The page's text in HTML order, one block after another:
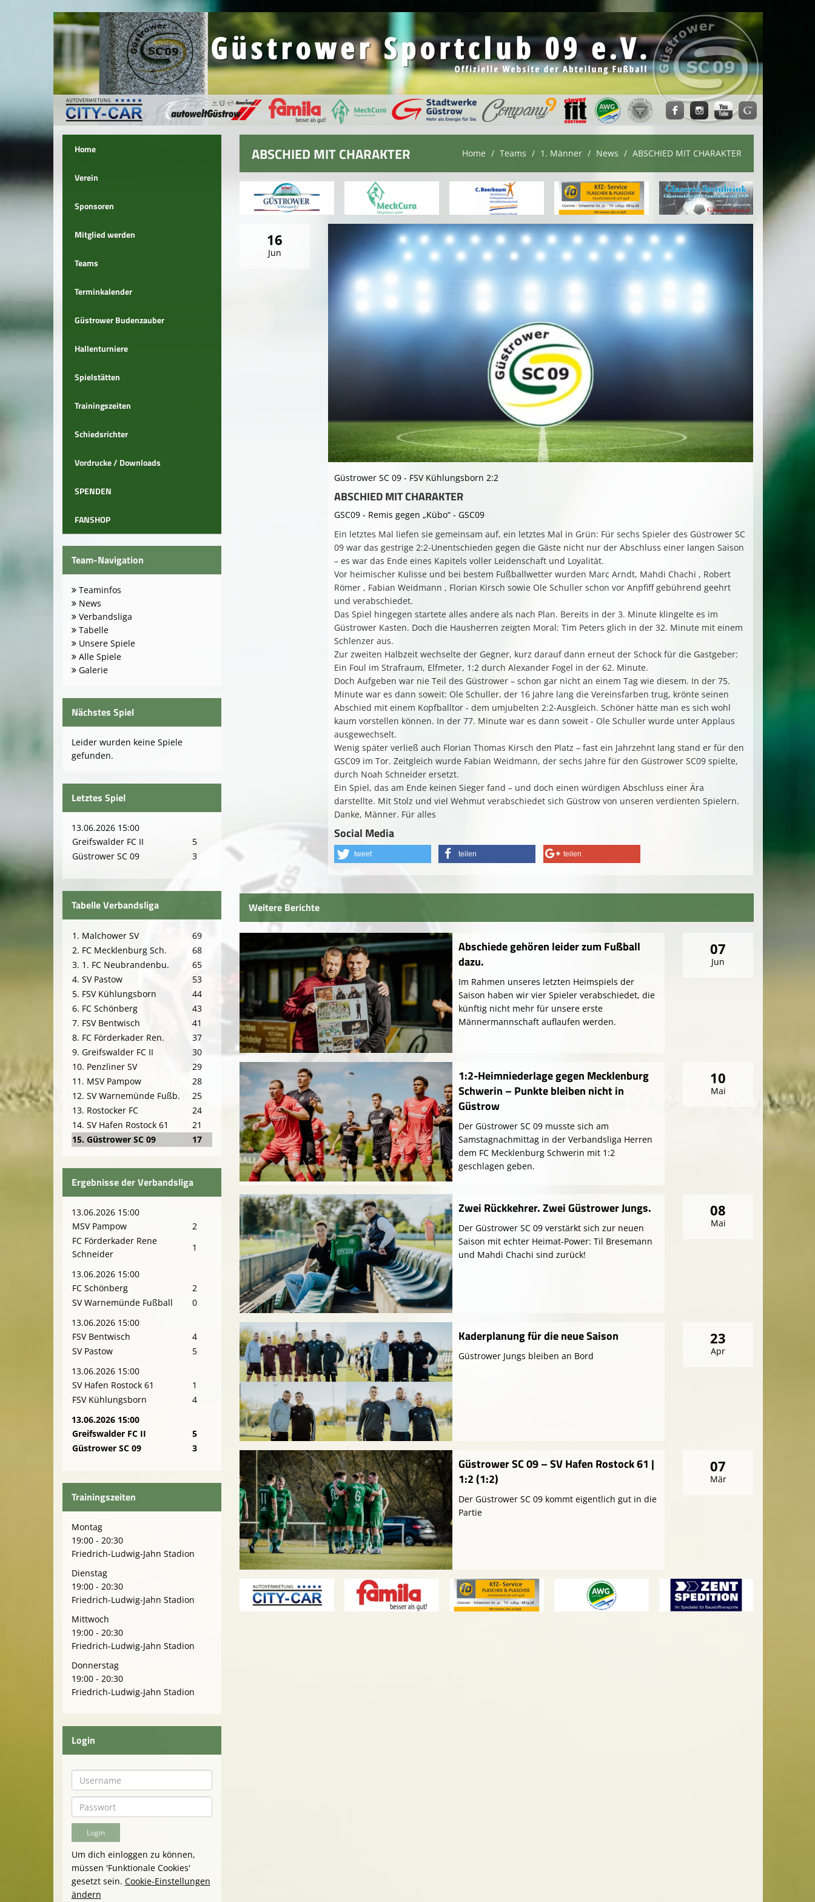
Home
Verein
Sponsoren
Mitglied werden
Teams
Terminkalender
Güstrower Budenzauber
Hallenturniere
Spielstätten
Trainingszeiten
Schiedsrichter
Vordrucke / Downloads
SPENDEN
FANSHOP
Team-Navigation
Teaminfos
News
Verbandsliga
Tabelle
Unsere Spiele
Alle Spiele
Galerie
Nächstes Spiel
Leider wurden keine Spiele
gefunden.
Letztes Spiel
13.06.2026 15:00
Greifswalder FC II
5
Güstrower SC 09
3
Tabelle Verbandsliga
1. Malchower SV
69
2. FC Mecklenburg Sch.
68
3. 1. FC Neubrandenbu.
65
4. SV Pastow
53
5. FSV Kühlungsborn
44
6. FC Schönberg
43
7. FSV Bentwisch
41
8. FC Förderkader Ren.
37
9. Greifswalder FC II
30
10. Penzliner SV
29
11. MSV Pampow
28
12. SV Warnemünde Fußb.
25
13. Rostocker FC
24
14. SV Hafen Rostock 61
21
15. Güstrower SC 09
17
Ergebnisse der Verbandsliga
13.06.2026 15:00
MSV Pampow
2
FC Förderkader Rene
Schneider
1
13.06.2026 15:00
FC Schönberg
2
SV Warnemünde Fußball
0
13.06.2026 15:00
FSV Bentwisch
4
SV Pastow
5
13.06.2026 15:00
SV Hafen Rostock 61
1
FSV Kühlungsborn
4
13.06.2026 15:00
Greifswalder FC II
5
Güstrower SC 09
3
Trainingszeiten
Montag
19:00 - 20:30
Friedrich-Ludwig-Jahn Stadion
Dienstag
19:00 - 20:30
Friedrich-Ludwig-Jahn Stadion
Mittwoch
19:00 - 20:30
Friedrich-Ludwig-Jahn Stadion
Donnerstag
19:00 - 20:30
Friedrich-Ludwig-Jahn Stadion
Login
Um dich einloggen zu können,
müssen 'Funktionale Cookies'
gesetzt sein. Cookie-Einstellungen
ändern
ABSCHIED MIT CHARAKTER Home Teams 1. Männer News ABSCHIED MIT CHARAKTER
16
Jun
Güstrower SC 09 - FSV Kühlungsborn 2:2
ABSCHIED MIT CHARAKTER
GSC09 - Remis gegen „Kübo“ - GSC09
Ein letztes Mal liefen sie gemeinsam auf, ein letztes Mal in Grün: Für sechs Spieler des Güstrower SC
09 war das gestrige 2:2-Unentschieden gegen die Gäste nicht nur der Abschluss einer langen Saison
– es war das Ende eines Kapitels voller Leidenschaft und Loyalität.
Vor heimischer Kulisse und bei bestem Fußballwetter wurden Marc Arndt, Mahdi Chachi , Robert
Römer , Fabian Weidmann , Florian Kirsch sowie Ole Schuller schon vor Anpfiff gebührend geehrt
und verabschiedet.
Das Spiel hingegen startete alles andere als nach Plan. Bereits in der 3. Minute klingelte es im
Güstrower Kasten. Doch die Hausherren zeigten Moral: Tim Peters glich in der 32. Minute mit einem
Schlenzer aus.
Zur zweiten Halbzeit wechselte der Gegner, kurz darauf dann erneut der Schock für die Gastgeber:
Ein Foul im Strafraum, Elfmeter, 1:2 durch Alexander Fogel in der 62. Minute.
Doch Aufgeben war nie Teil des Güstrower – schon gar nicht an einem Tag wie diesem. In der 75.
Minute war es dann soweit: Ole Schuller, der 16 Jahre lang die Vereinsfarben trug, krönte seinen
Abschied mit einem Kopfballtor - dem umjubelten 2:2-Ausgleich. Schöner hätte man es sich wohl
kaum vorstellen können. In der 77. Minute war es dann soweit - Ole Schuller wurde unter Applaus
ausgewechselt.
Wenig später verließ auch Florian Thomas Kirsch den Platz – fast ein Jahrzehnt lang stand er für den
GSC09 im Tor. Zeitgleich wurde Fabian Weidmann, der sechs Jahre für den Güstrower SC09 spielte,
durch Noah Schneider ersetzt.
Ein Spiel, das am Ende keinen Sieger fand – und doch einen würdigen Abschluss einer Ära
darstellte. Mit Stolz und viel Wehmut verabschiedet sich Güstrow von unseren verdienten Spielern.
Danke, Männer. Für alles
Social Media
tweet teilen teilen
Weitere Berichte
Abschiede gehören leider zum Fußball
dazu.
Im Rahmen unseres letzten Heimspiels der
Saison haben wir vier Spieler verabschiedet, die
künftig nicht mehr für unsere erste
Männermannschaft auflaufen werden.
07
Jun
1:2-Heimniederlage gegen Mecklenburg
Schwerin – Punkte bleiben nicht in
Güstrow
Der Güstrower SC 09 musste sich am
Samstagnachmittag in der Verbandsliga Herren
dem FC Mecklenburg Schwerin mit 1:2
geschlagen geben.
10
Mai
Zwei Rückkehrer. Zwei Güstrower Jungs.
Der Güstrower SC 09 verstärkt sich zur neuen
Saison mit echter Heimat-Power: Til Bresemann
und Mahdi Chachi sind zurück!
08
Mai
Kaderplanung für die neue Saison
Güstrower Jungs bleiben an Bord
23
Apr
Güstrower SC 09 – SV Hafen Rostock 61 |
1:2 (1:2)
Der Güstrower SC 09 kommt eigentlich gut in die
Partie
07
Mär